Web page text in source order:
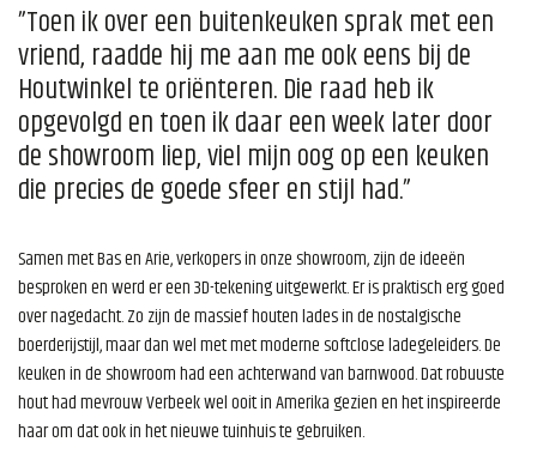
”Toen ik over een buitenkeuken sprak met een
vriend, raadde hij me aan me ook eens bij de
Houtwinkel te oriënteren. Die raad heb ik
opgevolgd en toen ik daar een week later door
de showroom liep, viel mijn oog op een keuken
die precies de goede sfeer en stijl had.”
Samen met Bas en Arie, verkopers in onze showroom, zijn de ideeën
besproken en werd er een 3D-tekening uitgewerkt. Er is praktisch erg goed
over nagedacht. Zo zijn de massief houten lades in de nostalgische
boerderijstijl, maar dan wel met met moderne softclose ladegeleiders. De
keuken in de showroom had een achterwand van barnwood. Dat robuuste
hout had mevrouw Verbeek wel ooit in Amerika gezien en het inspireerde
haar om dat ook in het nieuwe tuinhuis te gebruiken.